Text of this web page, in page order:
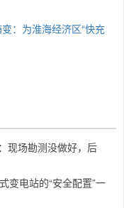
：为淮海经济区“快充
现场勘测没做好，后
变电站的“安全配置”一